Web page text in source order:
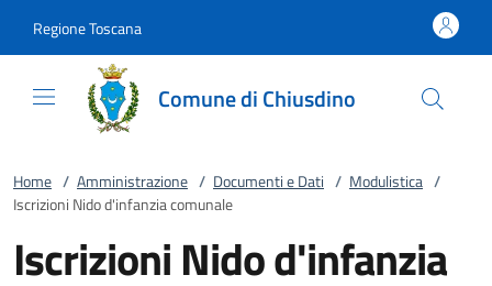
Regione Toscana
Comune di Chiusdino
Home / Amministrazione / Documenti e Dati / Modulistica /
Iscrizioni Nido d'infanzia comunale
Iscrizioni Nido d'infanzia